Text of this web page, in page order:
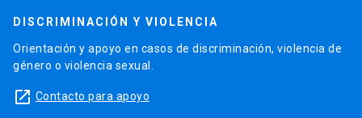
DISCRIMINACIÓN Y VIOLENCIA
Orientación y apoyo en casos de discriminación, violencia de
género o violencia sexual.
launch Contacto para apoyo